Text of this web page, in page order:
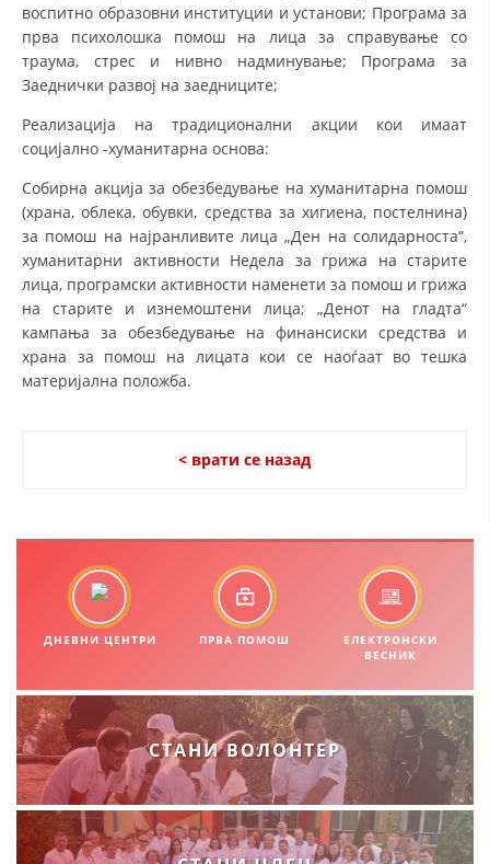
УПОТРЕБА И ЗАШТИТА НА АМБЛЕМОТ
СОЦИЈАЛНО ХУМАНИТАРНА ДЕЈНОСТ
ПОДГОТВЕНОСТ И ДЕЈСТВО ПРИ КАТАСТРОФИ
ТИМОВИ НА ООЦК
СПАСИТЕЛНА СТАНИЦА ВОДНО
ПРОЕКТИ – ПОДГОТВЕНОСТ И ДЕЈСТВУВАЊЕ ПРИ КАТАСТРОФИ
ОДНОСИ СО ЈАВНОСТ
ИСТРАЖУВАЊЕ НА ЈАВНО МИСЛЕЊЕ
ЗДРАВСТВЕНО ПРЕВЕНТИВНА ДЕЈНОСТ
ПРВА ПОМОШ
ИНФОРМАЦИИ ЗА БОЛЕСТИ
МЕНАЏМЕНТ НА ВОЛОНТЕРИ
ЗА НАС
воспитно образовни институции и установи; Програма за
прва психолошка помош на лица за справување со
траума, стрес и нивно надминување; Програма за
Заеднички развој на заедниците;
Реализација на традиционални акции кои имаат
социјално -хуманитарна основа:
Собирна акција за обезбедување на хуманитарна помош
(храна, облека, обувки, средства за хигиена, постелнина)
за помош на најранливите лица „Ден на солидарноста“,
хуманитарни активности Недела за грижа на старите
лица, програмски активности наменети за помош и грижа
на старите и изнемоштени лица; „Денот на гладта“
кампања за обезбедување на финансиски средства и
храна за помош на лицата кои се наоѓаат во тешка
материјална положба.
< врати се назад
ДНЕВНИ ЦЕНТРИ ПРВА ПОМОШ
ЕЛЕКТРОНСКИ
ВЕСНИК
СТАНИ ВОЛОНТЕР